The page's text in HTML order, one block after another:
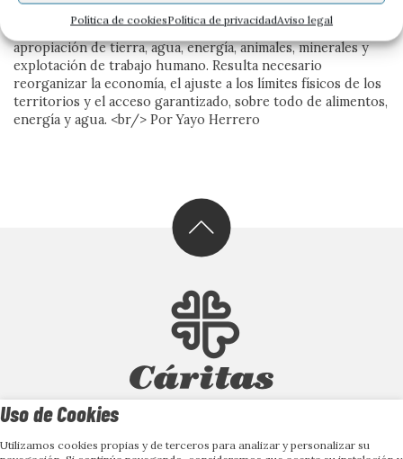
Política de cookiesPolítica de privacidadAviso legal
EDITORIAL
Frente al veneno del odio, el
amor es el antídoto
Cuando el miedo se organiza en discursos, políticas y
número mira de frente los discursos de odio, pero no se
Hoy, la humanidad necesita un planeta y medio para vivir. El
capitalismo mundializado ha intensificado los mecanismos de
apropiación de tierra, agua, energía, animales, minerales y
explotación de trabajo humano. Resulta necesario
reorganizar la economía, el ajuste a los límites físicos de los
territorios y el acceso garantizado, sobre todo de alimentos,
energía y agua. <br/> Por Yayo Herrero
Palabras clave:contranarrativas,convivencia,Discursos de odio,
Uso de Cookies
Utilizamos cookies propias y de terceros para analizar y personalizar su